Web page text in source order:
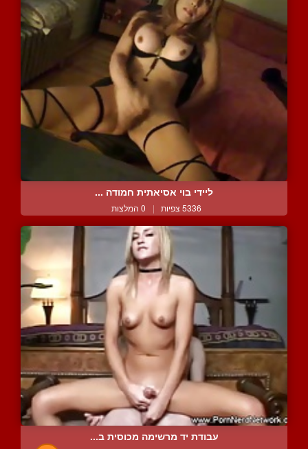
ליידי בוי אסיאתית חמודה ...
5336 צפיות | 0 המלצות
עבודת יד מרשימה מכוסית ב...